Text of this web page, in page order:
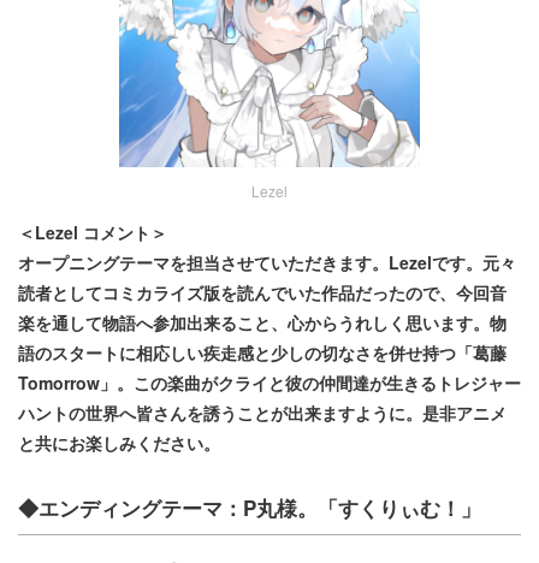
Lezel
＜Lezel コメント＞
オープニングテーマを担当させていただきます。Lezelです。元々
読者としてコミカライズ版を読んでいた作品だったので、今回音
楽を通して物語へ参加出来ること、心からうれしく思います。物
語のスタートに相応しい疾走感と少しの切なさを併せ持つ「葛藤
Tomorrow」。この楽曲がクライと彼の仲間達が生きるトレジャー
ハントの世界へ皆さんを誘うことが出来ますように。是非アニメ
と共にお楽しみください。
◆エンディングテーマ：P丸様。「すくりぃむ！」